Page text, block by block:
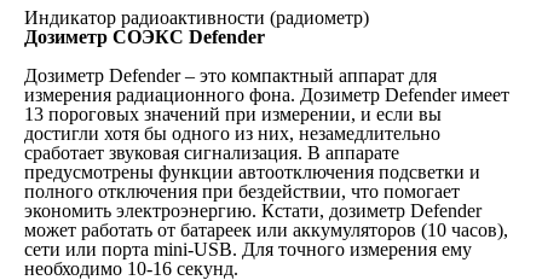
Индикатор радиоактивности (радиометр)
Дозиметр СОЭКС Defender
Дозиметр Defender – это компактный аппарат для
измерения радиационного фона. Дозиметр Defender имеет
13 пороговых значений при измерении, и если вы
достигли хотя бы одного из них, незамедлительно
сработает звуковая сигнализация. В аппарате
предусмотрены функции автоотключения подсветки и
полного отключения при бездействии, что помогает
экономить электроэнергию. Кстати, дозиметр Defender
может работать от батареек или аккумуляторов (10 часов),
сети или порта mini-USB. Для точного измерения ему
необходимо 10-16 секунд.